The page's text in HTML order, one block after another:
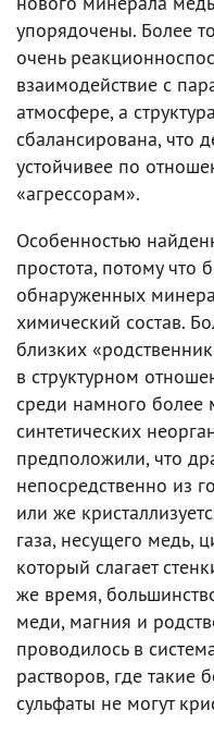
упорядочены. Более
очень
взаимодействие с
атмосфере, а
сбалансирована, что
устойчивее по
«агрессорам».
Особенностью
простота, потому что
обнаруженных
химический состав.
близких
в структурном
среди намного более
синтетических
предположили, что
непосредственно из
или же
газа, несущего медь,
который слагает
же время,
меди, магния и
проводилось в
растворов, где
сульфаты не могут